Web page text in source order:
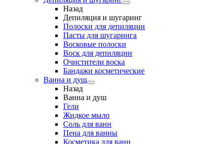
Назад
Депиляция и шугаринг
Полоски для депиляции
Пасты для шугаринга
Восковые полоски
Воск для депиляции
Очистители воска
Бандажи косметические
Ванна и душ
Назад
Ванна и душ
Гели
Жидкое мыло
Соль для ванн
Пена для ванны
Косметика для ванн